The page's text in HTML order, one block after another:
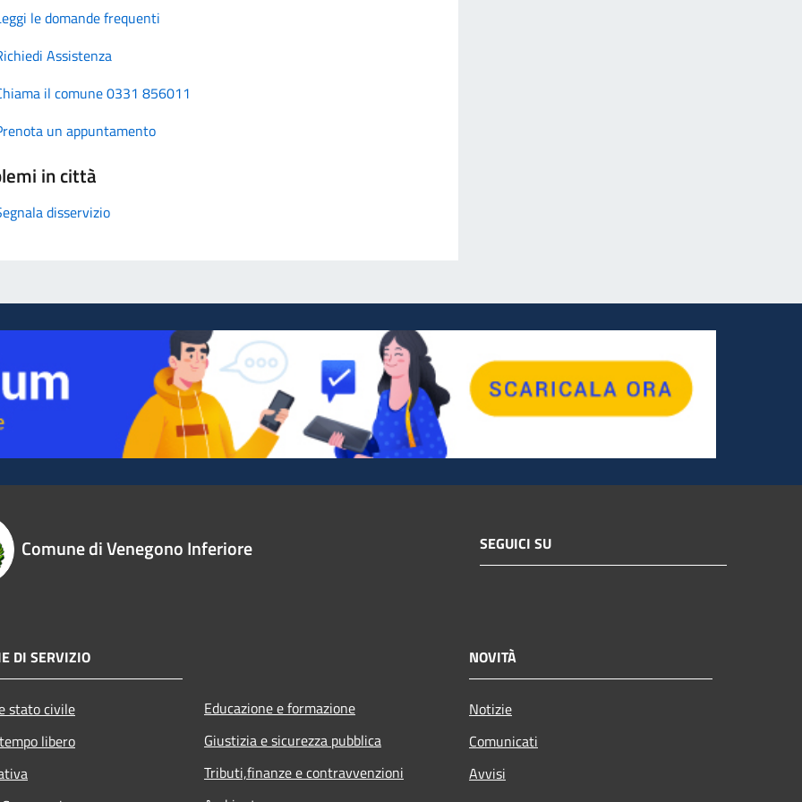
le domande frequenti
Assistenza
il comune 0331 856011
un appuntamento
in città
disservizio
Comune di Venegono Inferiore SEGUICI SU
DI SERVIZIO
stato civile
libero
Educazione e formazione
Giustizia e sicurezza pubblica
Tributi,finanze e contravvenzioni
NOVITÀ
Notizie
Comunicati
Avvisi